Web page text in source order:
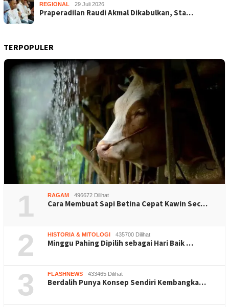
REGIONAL 29 Juli 2026
Praperadilan Raudi Akmal Dikabulkan, Sta…
TERPOPULER
1 RAGAM 496672 Dilihat
Cara Membuat Sapi Betina Cepat Kawin Sec…
2 HISTORIA & MITOLOGI 435700 Dilihat
Minggu Pahing Dipilih sebagai Hari Baik …
3 FLASHNEWS 433465 Dilihat
Berdalih Punya Konsep Sendiri Kembangka…